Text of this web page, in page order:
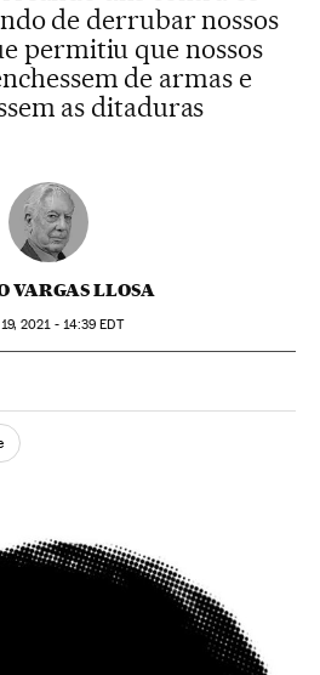
de derrubar nossos
permitiu que nossos
de armas e
as ditaduras
VARGAS LLOSA
19, 2021 - 14:39 EDT
Redes Sociales